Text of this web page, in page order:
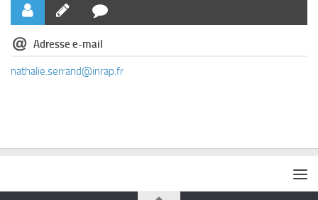
Adresse e-mail
nathalie.serrand@inrap.fr